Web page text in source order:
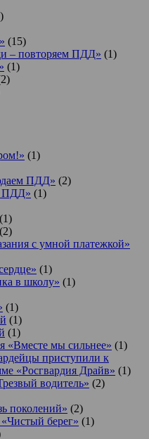
(15)
– повторяем ПДД» (1)
(1)
(1)
ПДД» (2)
ПДД» (1)
(1)
(2)
с умной платежкой»
(1)
в школу» (1)
(1)
(1)
(1)
«Вместе мы сильнее» (1)
приступили к
«Росгвардия Драйв» (1)
водитель» (2)
поколений» (2)
берег» (1)